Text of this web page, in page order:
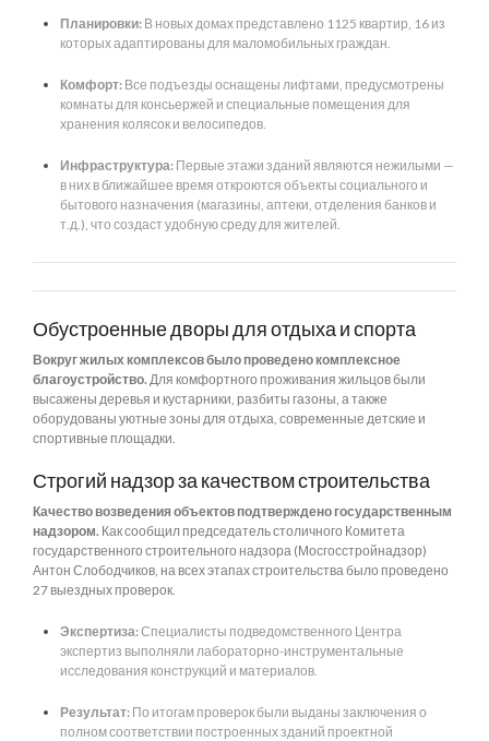
Планировки: В новых домах представлено 1125 квартир, 16 из
которых адаптированы для маломобильных граждан.
Комфорт: Все подъезды оснащены лифтами, предусмотрены
комнаты для консьержей и специальные помещения для
хранения колясок и велосипедов.
Инфраструктура: Первые этажи зданий являются нежилыми —
в них в ближайшее время откроются объекты социального и
бытового назначения (магазины, аптеки, отделения банков и
т.д.), что создаст удобную среду для жителей.
Обустроенные дворы для отдыха и спорта
Вокруг жилых комплексов было проведено комплексное
благоустройство. Для комфортного проживания жильцов были
высажены деревья и кустарники, разбиты газоны, а также
оборудованы уютные зоны для отдыха, современные детские и
спортивные площадки.
Строгий надзор за качеством строительства
Качество возведения объектов подтверждено государственным
надзором. Как сообщил председатель столичного Комитета
государственного строительного надзора (Мосгосстройнадзор)
Антон Слободчиков, на всех этапах строительства было проведено
27 выездных проверок.
Экспертиза:Специалисты подведомственного Центра
экспертиз выполняли лабораторно-инструментальные
исследования конструкций и материалов.
Результат: По итогам проверок были выданы заключения о
полном соответствии построенных зданий проектной